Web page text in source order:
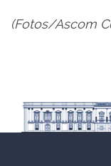
(Fotos/Ascom